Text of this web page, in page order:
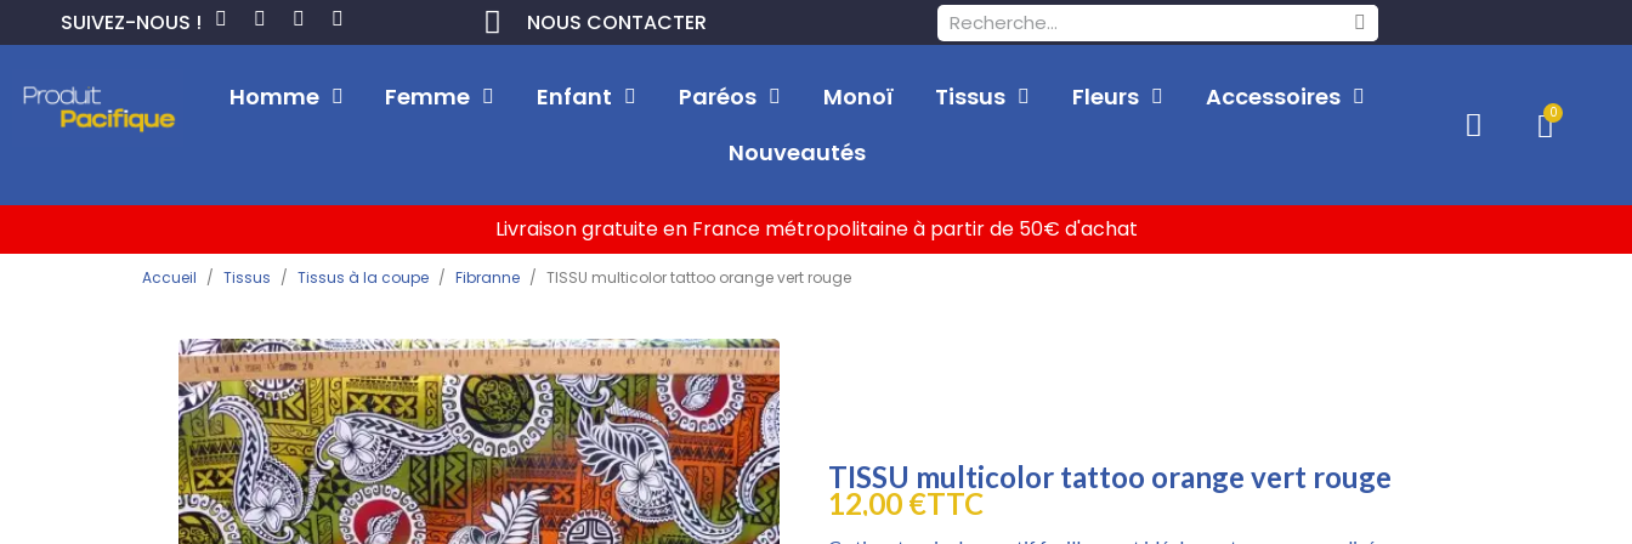
SUIVEZ-NOUS ! NOUS CONTACTER
Homme Femme Enfant Paréos Monoï Tissus Fleurs
Accessoires
Nouveautés
Livraison gratuite en France métropolitaine à partir de 50€ d'achat
Accueil Tissus Tissus à la coupe Fibranne TISSU multicolor tattoo orange vert rouge
TISSU multicolor tattoo orange vert rouge
12,00 €TTC